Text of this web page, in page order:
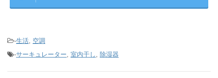
-生活 空調
-サーキュレーター 室内干し 除湿器